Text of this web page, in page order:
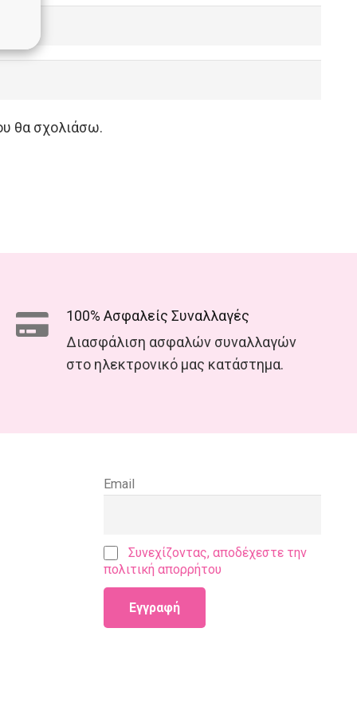
θα σχολιάσω.
100% Ασφαλείς Συναλλαγές
Διασφάλιση ασφαλών συναλλαγών
στο ηλεκτρονικό μας κατάστημα.
Email
Συνεχίζοντας, αποδέχεστε την
πολιτική απορρήτου